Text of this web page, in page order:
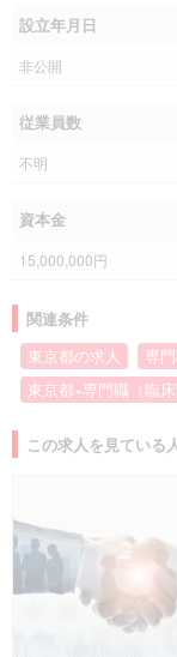
設立年月日
非公開
従業員数
不明
資本金
15,000,000円
関連条件
東京都の求人
専
東京都×専門職（臨
この求人を見ている